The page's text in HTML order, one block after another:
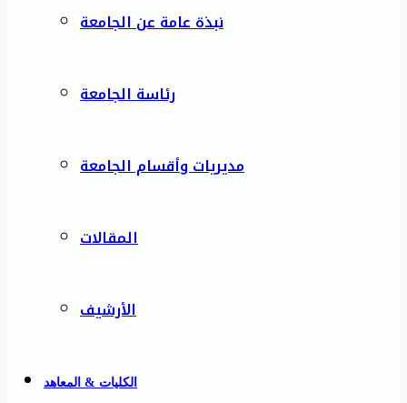
نبذة عامة عن الجامعة
رئاسة الجامعة
مديريات وأقسام الجامعة
المقالات
الأرشيف
الكليات & المعاهد